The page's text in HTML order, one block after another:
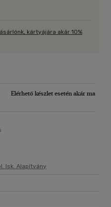
kártyájára akár 10%
Elérhető készlet esetén akár ma
Isk. Alapítvány